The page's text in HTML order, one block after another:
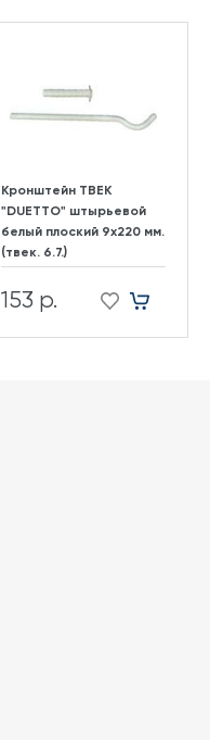
Кронштейн ТВЕК
"DUETTO" штырьевой
белый плоский 9х220 мм.
(твек. 6.7.)
153 р.